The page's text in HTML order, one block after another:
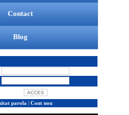
Contact
Blog
parola | Cont nou